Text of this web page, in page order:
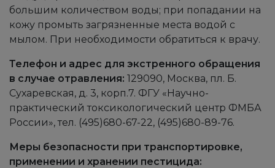
большим количеством воды; при попадании на
кожу промыть загрязненные места водой с
мылом. При необходимости обратиться к врачу.
Телефон и адрес для экстренного обращения
в случае отравления: 129090, Москва, пл. Б.
Сухаревская, д. 3, корп.7. ФГУ «Научно-
практический токсикологический центр ФМБА
России», тел. (495)680-67-22, (495)680-89-76.
Меры безопасности при транспортировке,
применении и хранении пестицида: